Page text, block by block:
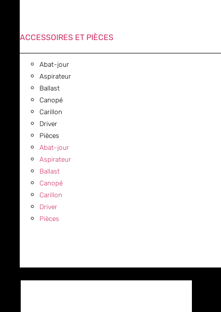
ACCESSOIRES ET PIÈCES
Abat-jour
Aspirateur
Ballast
Canopé
Carillon
Driver
Pièces
Abat-jour
Aspirateur
Ballast
Canopé
Carillon
Driver
Pièces